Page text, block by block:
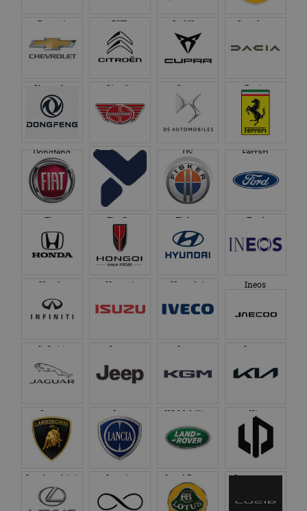
Bugatti BYD Cadillac Caterham
Chevrolet Citroën Cupra Dacia
Dongfeng Donkervoort DS Ferrari
Fiat Firefly Fisker Ford
Honda Hongqi Hyundai Ineos
Infiniti Isuzu Iveco Jaecoo
Jaguar Jeep KG Mobility Kia
Lamborghini Lancia Land Rover Leapmotor
te behouden.